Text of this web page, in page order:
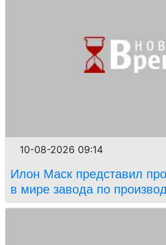
10-08-2026 09:14
Илон Маск представил
в мире завода по